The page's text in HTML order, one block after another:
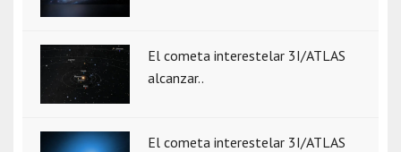
El cometa interestelar 3I/ATLAS
alcanzar..
El cometa interestelar 3I/ATLAS